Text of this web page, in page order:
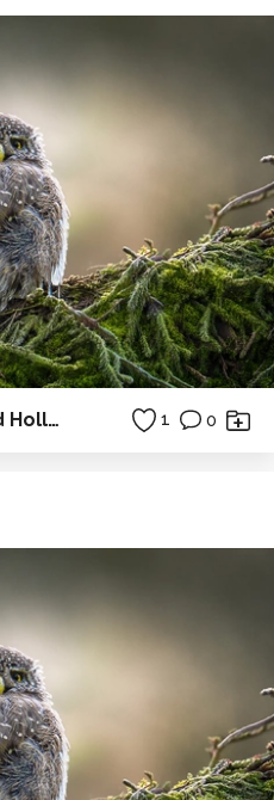
Eindeloze duinen - Noord Holland 1 0